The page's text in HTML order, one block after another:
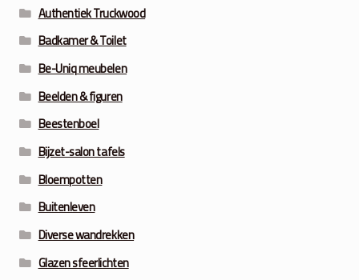
Authentiek Truckwood
Badkamer & Toilet
Be-Uniq meubelen
Beelden & figuren
Beestenboel
Bijzet-salon tafels
Bloempotten
Buitenleven
Diverse wandrekken
Glazen sfeerlichten